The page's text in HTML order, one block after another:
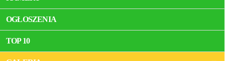
OGŁOSZENIA
TOP 10